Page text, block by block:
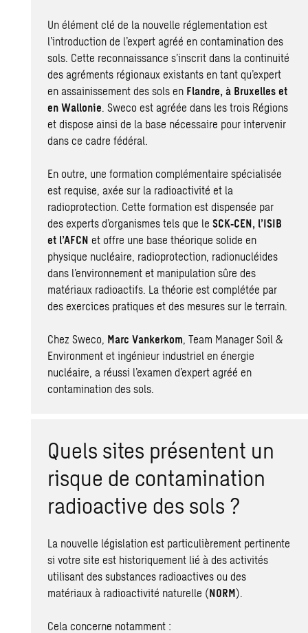
Un élément clé de la nouvelle réglementation est
l’introduction de l’expert agréé encontamination des
sols . Cette reconnaissance s’inscrit dans la continuité
des agréments régionaux existants en tant qu’expert
enassainissement des sols en Flandre, à Bruxelles et
en Wallonie . Sweco est agréée dans les trois Régions
et dispose ainsi de la base nécessaire pour intervenir
dans ce cadre fédéral.
En outre, une formation complémentaire spécialisée
est requise, axée sur la radioactivité et la
radioprotection. Cette formation est dispensée par
des experts d’organismes tels que leSCK‑CEN, l’ISIB
et l’AFCN et offre une base théorique solide en
physique nucléaire, radioprotection, radionucléides
dans l’environnement et manipulation sûre des
matériaux radioactifs. La théorie est complétée par
des exercices pratiques et des mesures sur le terrain.
Chez Sweco, Marc Vankerkom , Team Manager Soil &
Environment et ingénieur industriel enénergie
nucléaire , a réussi l’examen d’expert agréé en
contamination des sols
Quels sites présentent un
risque de contamination
radioactive des sols ?
La nouvelle législation est particulièrement pertinente
si votre site est historiquement lié à des activités
utilisant des substances radioactives ou des
matériaux à radioactivité naturelle (NORM).
Cela concerne notamment :